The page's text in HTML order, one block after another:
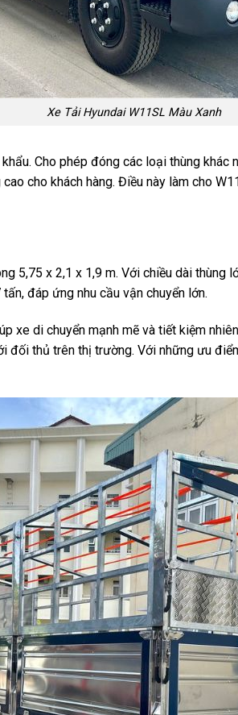
Xe Tải Hyundai W11SL Màu Xanh
Cho phép đóng các loại thùng
cho khách hàng. Điều này làm cho
5,75 x 2,1 x 1,9 m. Với chiều dài thùng
đáp ứng nhu cầu vận chuyển lớn.
xe di chuyển mạnh mẽ và tiết kiệm
đối thủ trên thị trường. Với những ưu